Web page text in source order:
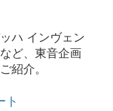
ハ インヴェン
ど、東音企画
紹介。
ト